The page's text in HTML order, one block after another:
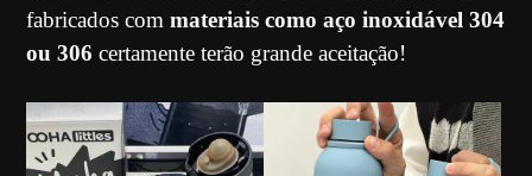
fabricados commateriais como aço inoxidável 304
ou 306 certamente terão grande aceitação!